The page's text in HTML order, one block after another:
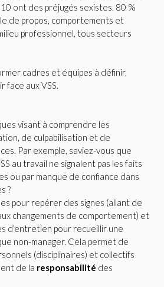
10 ont des préjugés sexistes. 80 %
de propos, comportements et
professionnel, tous secteurs
cadres et équipes à définir,
face aux VSS.
visant à comprendre les
de culpabilisation et de
Par exemple, saviez-vous que
au travail ne signalent pas les faits
ou par manque de confiance dans
?
pour repérer des signes (allant de
changements de comportement) et
d’entretien pour recueillir une
non-manager. Cela permet de
(disciplinaires) et collectifs
de la responsabilité des